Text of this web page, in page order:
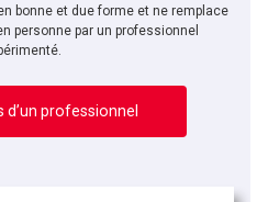
bonne et due forme et ne remplace
personne par un professionnel
d’un professionnel